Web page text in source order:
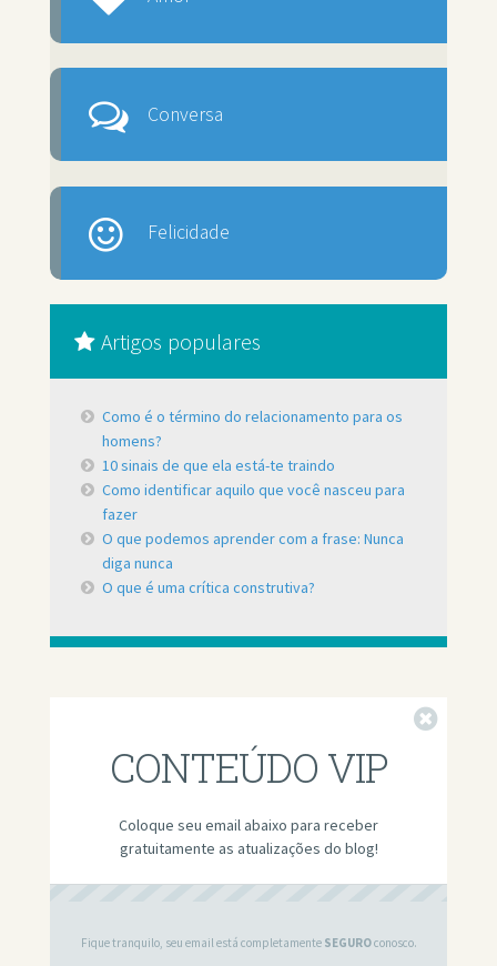
Conversa
Felicidade
Artigos populares
Como é o término do relacionamento para os
homens?
10 sinais de que ela está-te traindo
Como identificar aquilo que você nasceu para
fazer
O que podemos aprender com a frase: Nunca
diga nunca
O que é uma crítica construtiva?
CONTEÚDO VIP
Coloque seu email abaixo para receber
gratuitamente as atualizações do blog!
Fique tranquilo, seu email está completamente SEGUROconosco.